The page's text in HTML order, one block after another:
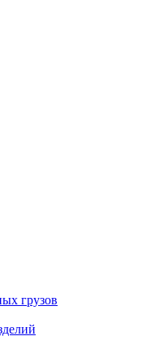
грузов